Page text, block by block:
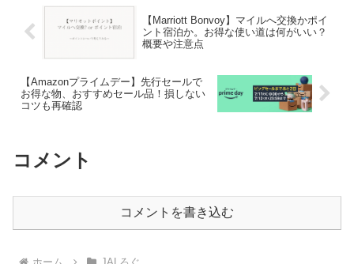
【Marriott Bonvoy】マイルへ交換かポイ
ント宿泊か。お得な使い道は何がいい？
概要や注意点
【Amazonプライムデー】先行セールで
お得な物、おすすめセール品！損しない
コツも再確認
コメント
コメントを書き込む